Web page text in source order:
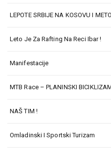
LEPOTE SRBIJE NA KOSOVU I
Leto Je Za Rafting Na Reci Ibar !
Manifestacije
MTB Race – PLANINSKI
NAŠ TIM !
Omladinski I Sportski Turizam